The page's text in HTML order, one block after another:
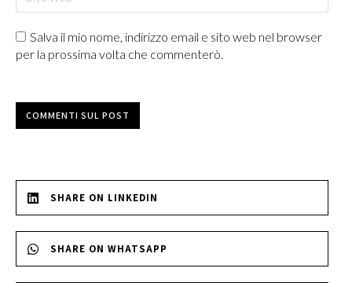
Salva il mio nome, indirizzo email e sito web nel browser
per la prossima volta che commenterò.
COMMENTI SUL POST
SHARE ON LINKEDIN
SHARE ON WHATSAPP